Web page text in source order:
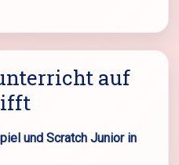
auf
und Scratch Junior in